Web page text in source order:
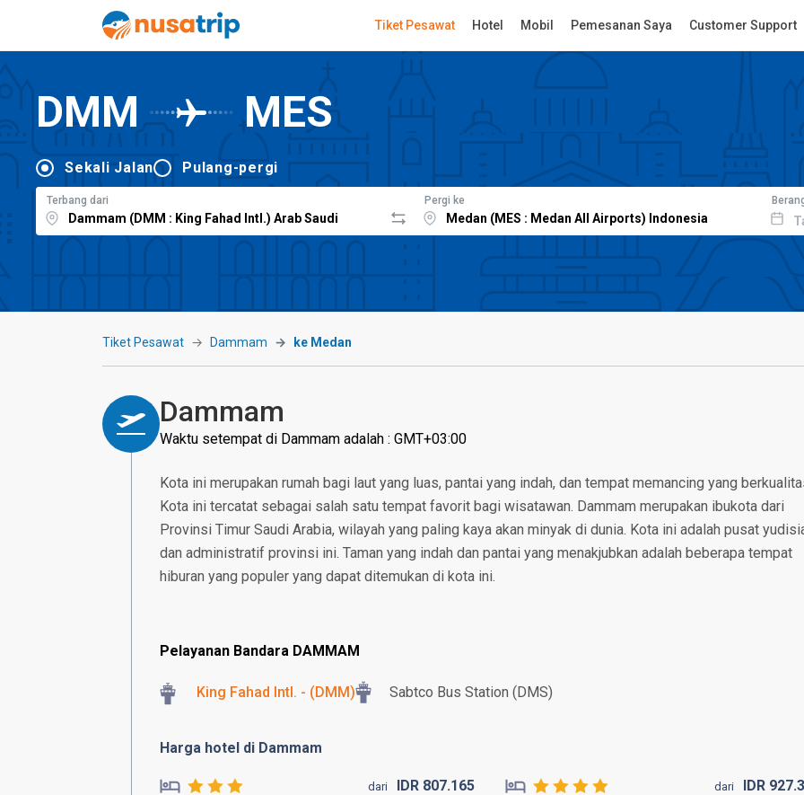
Tiket Pesawat Hotel Mobil Pemesanan Saya Customer Support
DMM MES
Sekali Jalan Pulang-pergi
Terbang dari Pergi ke
Tiket Pesawat Dammam ke Medan
Dammam
Waktu setempat di Dammam adalah : GMT+03:00
Kota ini merupakan rumah bagi laut yang luas, pantai yang indah, dan tempat memancing yang
Kota ini tercatat sebagai salah satu tempat favorit bagi wisatawan. Dammam merupakan ibukota dari
Provinsi Timur Saudi Arabia, wilayah yang paling kaya akan minyak di dunia. Kota ini adalah pusat
dan administratif provinsi ini. Taman yang indah dan pantai yang menakjubkan adalah beberapa tempat
hiburan yang populer yang dapat ditemukan di kota ini.
Pelayanan Bandara DAMMAM
King Fahad Intl. - (DMM) Sabtco Bus Station (DMS)
Harga hotel di Dammam
dari IDR 807.165 dari IDR 927.